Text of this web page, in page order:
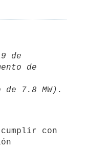
de
de